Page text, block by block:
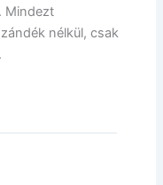
Mindezt
nélkül, csak